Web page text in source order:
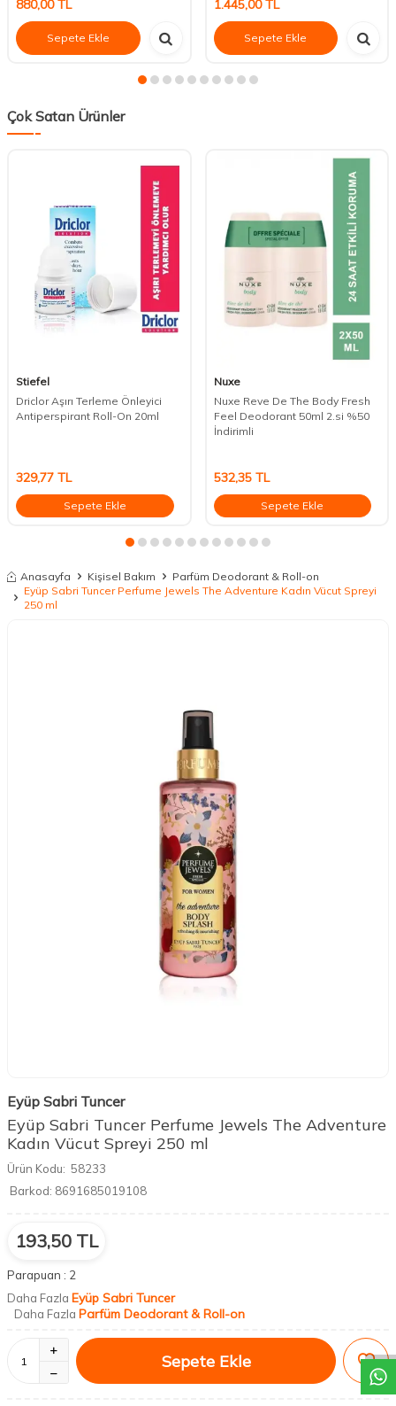
DESTEK
880,00TL
Sepete Ekle
1.445,00TL
Sepete Ekle
Çok Satan Ürünler
Stiefel
Driclor Aşırı Terleme Önleyici
Antiperspirant Roll-On 20ml
329,77 TL
Sepete Ekle
Nuxe
Nuxe Reve De The Body Fresh
Feel Deodorant 50ml 2.si %50
İndirimli
532,35TL
Sepete Ekle
Anasayfa Kişisel Bakım
Parfüm Deodorant & Roll-on
Eyüp Sabri Tuncer Perfume Jewels The Adventure Kadın Vücut Spreyi
250 ml
Eyüp Sabri Tuncer
Eyüp Sabri Tuncer Perfume Jewels The Adventure
Kadın Vücut Spreyi 250 ml
Ürün Kodu: 58233
Barkod: 8691685019108
193,50 TL
Parapuan : 2
Daha Fazla Eyüp Sabri Tuncer
Daha Fazla Parfüm Deodorant & Roll-on
Sepete Ekle